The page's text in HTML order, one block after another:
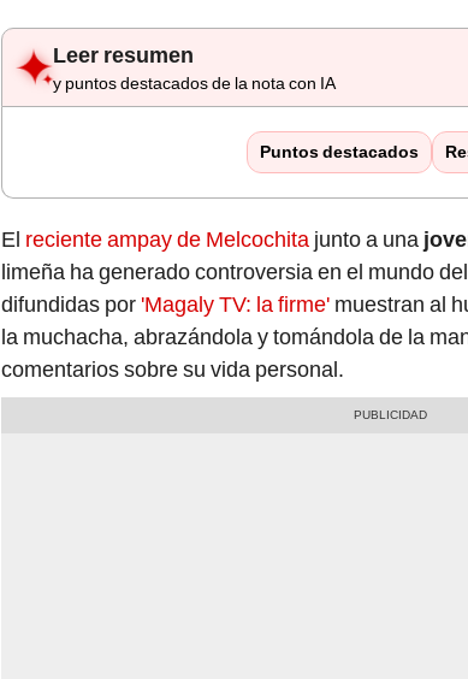
Leer resumen
y puntos destacados de la nota con IA
Puntos destacados
El reciente ampay de Melcochita junto a una
limeña ha generado controversia en el mundo
difundidas por 'Magaly TV: la firme' muestran al
la muchacha, abrazándola y tomándola de la
comentarios sobre su vida personal.